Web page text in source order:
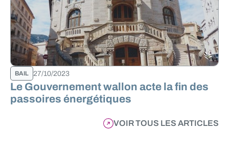
BAIL 27/10/2023
Le Gouvernement wallon acte la fin des
passoires énergétiques
VOIR TOUS LES ARTICLES